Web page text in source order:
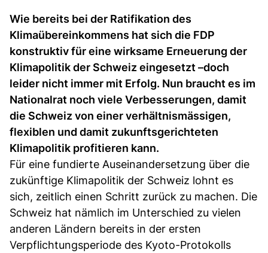
Wie bereits bei der Ratifikation des
Klimaübereinkommens hat sich die FDP
konstruktiv für eine wirksame Erneuerung der
Klimapolitik der Schweiz eingesetzt –doch
leider nicht immer mit Erfolg. Nun braucht es im
Nationalrat noch viele Verbesserungen, damit
die Schweiz von einer verhältnismässigen,
flexiblen und damit zukunftsgerichteten
Klimapolitik profitieren kann.
Für eine fundierte Auseinandersetzung über die
zukünftige Klimapolitik der Schweiz lohnt es
sich, zeitlich einen Schritt zurück zu machen. Die
Schweiz hat nämlich im Unterschied zu vielen
anderen Ländern bereits in der ersten
Verpflichtungsperiode des Kyoto-Protokolls